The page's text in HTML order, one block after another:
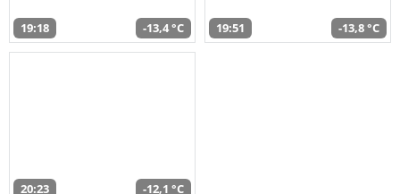
19:18 -13,4 °C 19:51 -13,8 °C
20:23 -12,1 °C